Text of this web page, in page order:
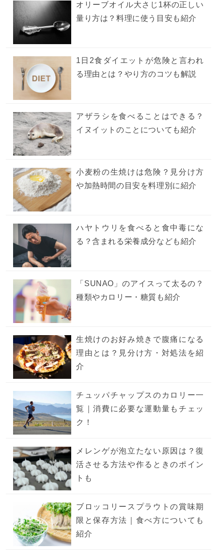
オリーブオイル大さじ1杯の正しい
量り方は？料理に使う目安も紹介
1日2食ダイエットが危険と言われ
る理由とは？やり方のコツも解説
アザラシを食べることはできる？
イヌイットのことについても紹介
小麦粉の生焼けは危険？見分け方
や加熱時間の目安を料理別に紹介
ハヤトウリを食べると食中毒にな
る？含まれる栄養成分なども紹介
「SUNAO」のアイスって太るの？
種類やカロリー・糖質も紹介
生焼けのお好み焼きで腹痛になる
理由とは？見分け方・対処法を紹
介
チュッパチャップスのカロリー一
覧｜消費に必要な運動量もチェッ
ク！
メレンゲが泡立たない原因は？復
活させる方法や作るときのポイン
トも
ブロッコリースプラウトの賞味期
限と保存方法｜食べ方についても
紹介